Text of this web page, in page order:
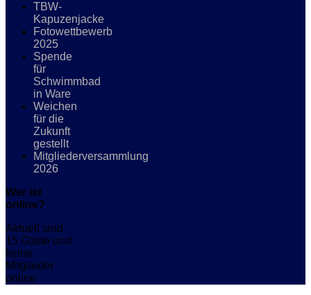
TBW-
Kapuzenjacke
Fotowettbewerb
2025
Spende
für
Schwimmbad
in Ware
Weichen
für die
Zukunft
gestellt
Mitgliederversammlung
2026
Wer ist
online?
Aktuell sind
15 Gäste und
keine
Mitglieder
online